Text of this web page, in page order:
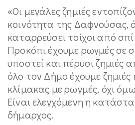
«Οι μεγάλες ζημιές
κοινότητα της Δαφνούσας,
καταρρεύσει τοίχοι από
Προκόπι έχουμε ρωγμές σε
υποστεί και πέρυσι ζημιές
όλο τον Δήμο έχουμε ζημιές
κλίμακας με ρωγμές, όχι
Είναι ελεγχόμενη η
δήμαρχος.